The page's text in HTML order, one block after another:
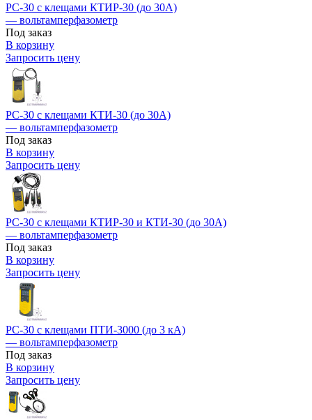
РС-30 с клещами КТИР-30 (до 30А)
— вольтамперфазометр
Под заказ
В корзину
Запросить цену
РС-30 с клещами КТИ-30 (до 30А)
— вольтамперфазометр
Под заказ
В корзину
Запросить цену
РС-30 с клещами КТИР-30 и КТИ-30 (до 30А)
— вольтамперфазометр
Под заказ
В корзину
Запросить цену
РС-30 с клещами ПТИ-3000 (до 3 кА)
— вольтамперфазометр
Под заказ
В корзину
Запросить цену